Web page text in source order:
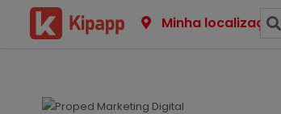
Minha localização